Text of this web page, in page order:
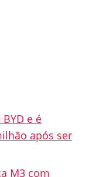
e é
após ser
M3 com